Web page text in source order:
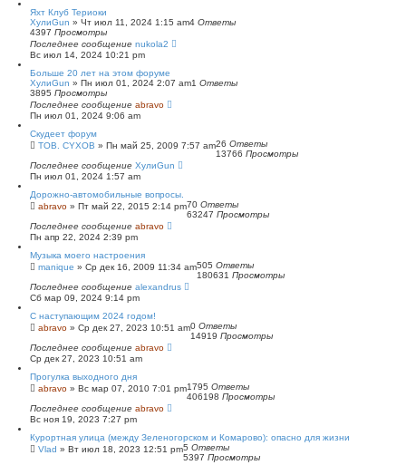
Яхт Клуб Териоки
ХулиGun » Чт июл 11, 2024 1:15 am4 Ответы
4397 Просмотры
Последнее сообщение nukola2
Вс июл 14, 2024 10:21 pm
Больше 20 лет на этом форуме
ХулиGun » Пн июл 01, 2024 2:07 am1 Ответы
3895 Просмотры
Последнее сообщение abravo
Пн июл 01, 2024 9:06 am
Скудеет форум
TOB. CYXOB » Пн май 25, 2009 7:57 am26 Ответы
13766 Просмотры
Последнее сообщение ХулиGun
Пн июл 01, 2024 1:57 am
Дорожно-автомобильные вопросы.
abravo » Пт май 22, 2015 2:14 pm70 Ответы
63247 Просмотры
Последнее сообщение abravo
Пн апр 22, 2024 2:39 pm
Музыка моего настроения
manique » Ср дек 16, 2009 11:34 am505 Ответы
180631 Просмотры
Последнее сообщение alexandrus
Сб мар 09, 2024 9:14 pm
С наступающим 2024 годом!
abravo » Ср дек 27, 2023 10:51 am0 Ответы
14919 Просмотры
Последнее сообщение abravo
Ср дек 27, 2023 10:51 am
Прогулка выходного дня
abravo » Вс мар 07, 2010 7:01 pm1795 Ответы
406198 Просмотры
Последнее сообщение abravo
Вс ноя 19, 2023 7:27 pm
Курортная улица (между Зеленогорском и Комарово): опасно для жизни
Vlad » Вт июл 18, 2023 12:51 pm5 Ответы
5397 Просмотры